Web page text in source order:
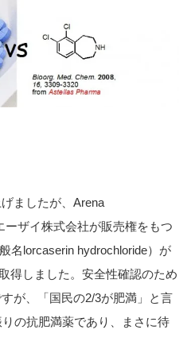
ましたが、Arena
ーザイ株式会社が販売権をもつ
名lorcaserin hydrochloride）が
得しました。安全性確認のため
が、「国民の2/3が肥満」と言
の抗肥満薬であり、まさに待